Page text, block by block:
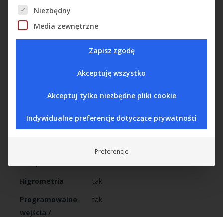
Udostępnij ten produkt
Share Share
LinkedIn
Zastosowania Cechy Dane techniczne
Wymiary Schematy
tak
Higrometria
tak
Programowalne
wejścia /
tak
Poniżej znajduje się lista grup usług, w przypadku
Niezbędny
Media zewnętrzne
Zapisz zgodę
Akceptuję wszystko
Akceptuj tylko niezbędne pliki cookie
Indywidualne preferencje dotyczące prywatności
Preferencje